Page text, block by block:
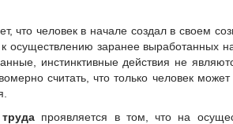
что человек в начале создал в своем
осуществлению заранее выработанных
инстинктивные действия не
считать, что только человек
проявляется в том, что на